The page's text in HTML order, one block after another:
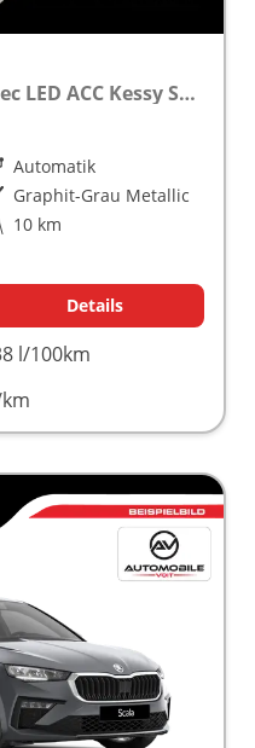
Selection TSI 116 DSG Selec LED ACC Kessy SunS Kam
Automatik
Graphit-Grau Metallic
10 km
Details
l/100km